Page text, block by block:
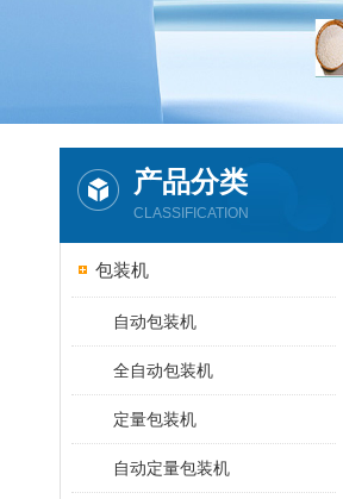
产品分类
CLASSIFICATION
包装机
自动包装机
全自动包装机
定量包装机
自动定量包装机